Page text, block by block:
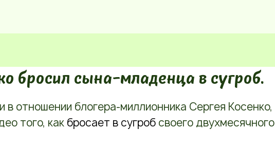
бросил сына-младенца в сугроб.
в отношении блогера-миллионника Сергея Косенко,
того, как бросает в сугроб своего двухмесячного